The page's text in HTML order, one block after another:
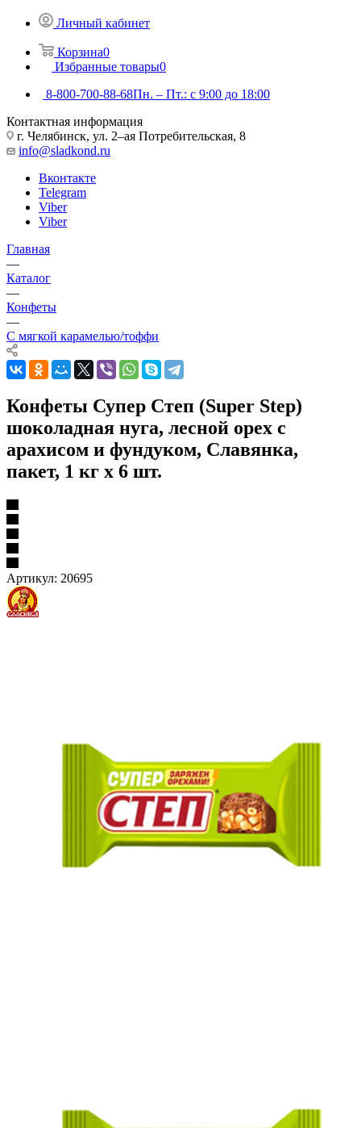
Личный кабинет
Корзина0
Избранные товары0
8-800-700-88-68Пн. – Пт.: с 9:00 до 18:00
Контактная информация
г. Челябинск, ул. 2–ая Потребительская, 8
info@sladkond.ru
Вконтакте
Telegram
Viber
Viber
Главная
—
Каталог
—
Конфеты
—
С мягкой карамелью/тоффи
Конфеты Супер Степ (Super Step)
шоколадная нуга, лесной орех с
арахисом и фундуком, Славянка,
пакет, 1 кг х 6 шт.
Артикул: 20695